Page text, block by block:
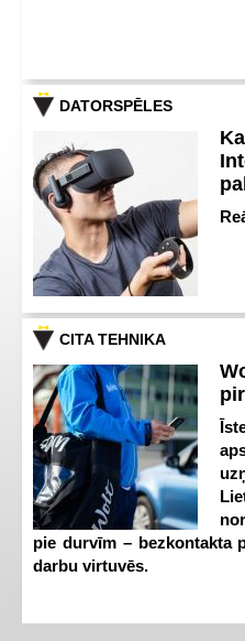
DATORSPĒLES
CITA TEHNIKA
pie durvīm – bezkontakta
darbu virtuvēs.